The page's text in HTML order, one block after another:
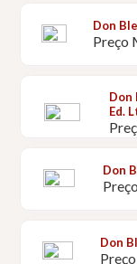
Don
Preço
Don
Ed.
Don
Don